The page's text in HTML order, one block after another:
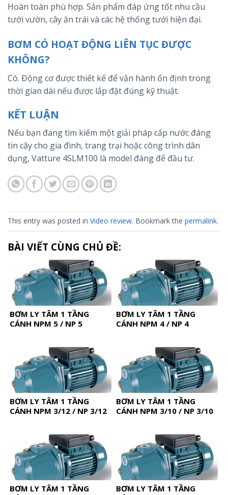
Hoàn toàn phù hợp. Sản phẩm đáp ứng tốt nhu cầu
tưới vườn, cây ăn trái và các hệ thống tưới hiện đại.
BƠM CÓ HOẠT ĐỘNG LIÊN TỤC ĐƯỢC
KHÔNG?
Có. Động cơ được thiết kế để vận hành ổn định trong
thời gian dài nếu được lắp đặt đúng kỹ thuật.
KẾT LUẬN
Nếu bạn đang tìm kiếm một giải pháp cấp nước đáng
tin cậy cho gia đình, trang trại hoặc công trình dân
dụng, Vatture 4SLM100 là model đáng để đầu tư.
This entry was posted in Video review. Bookmark the permalink.
BÀI VIẾT CÙNG CHỦ ĐỀ:
BƠM LY TÂM 1 TẦNG
CÁNH NPM 5 / NP 5
BƠM LY TÂM 1 TẦNG
CÁNH NPM 4 / NP 4
BƠM LY TÂM 1 TẦNG
CÁNH NPM 3/12 / NP 3/12
BƠM LY TÂM 1 TẦNG
CÁNH NPM 3/10 / NP 3/10
BƠM LY TÂM 1 TẦNG
BƠM LY TÂM 1 TẦNG